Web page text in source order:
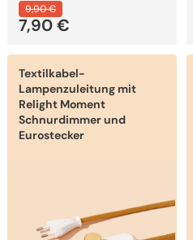
9,90€
7,90€
Textilkabel-
Lampenzuleitung mit
Relight Moment
Schnurdimmer und
Eurostecker
Produkt
weist
mehrere
Varianten
auf.
Die
gewählt
werden